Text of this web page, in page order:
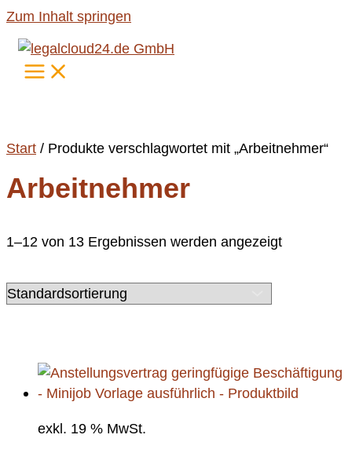
Zum Inhalt springen
Start / Produkte verschlagwortet mit „Arbeitnehmer“
Arbeitnehmer
1–12 von 13 Ergebnissen werden angezeigt
exkl. 19 % MwSt.